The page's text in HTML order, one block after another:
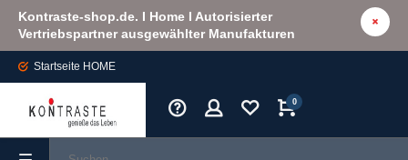
Kontraste-shop.de. I Home I Autorisierter
Vertriebspartner ausgewählter Manufakturen
Startseite HOME
0